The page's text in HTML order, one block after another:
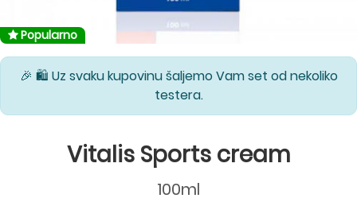
Popularno
🎉 🛍️ Uz svaku kupovinu šaljemo Vam set od nekoliko
testera.
Vitalis Sports cream
100ml